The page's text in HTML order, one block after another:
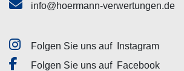
info@hoermann-verwertungen.de
Folgen Sie uns auf
Instagram
Folgen Sie uns auf Facebook